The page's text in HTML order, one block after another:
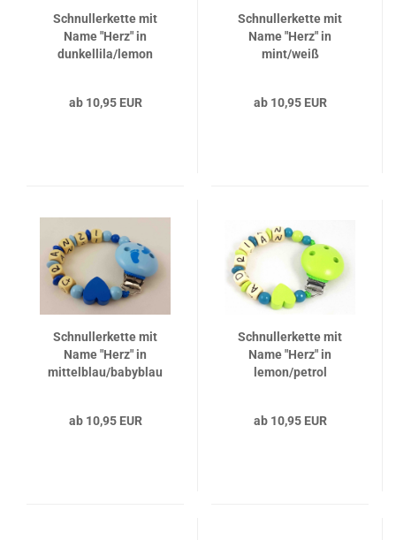
Schnullerkette mit
Name "Herz" in
dunkellila/lemon
ab 10,95 EUR
Schnullerkette mit
Name "Herz" in
mint/weiß
ab 10,95 EUR
Schnullerkette mit
Name "Herz" in
mittelblau/babyblau
ab 10,95 EUR
Schnullerkette mit
Name "Herz" in
lemon/petrol
ab 10,95 EUR